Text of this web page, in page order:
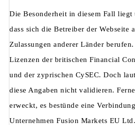
Die Besonderheit in diesem Fall liegt
dass sich die Betreiber der Webseite
Zulassungen anderer Länder
Lizenzen der britischen Financial
und der zyprischen CySEC. Doch
diese Angaben nicht validieren.
erweckt, es bestünde eine
Unternehmen Fusion Markets EU